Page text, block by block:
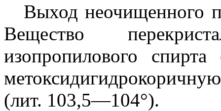
Выход неочищенного
Вещество
изопропилового
(лит. 103,5—104°).